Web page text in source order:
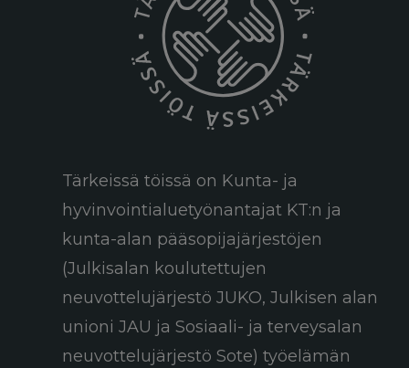
Tärkeissä töissä on Kunta- ja
hyvinvointialuetyönantajat KT:n ja
kunta-alan pääsopijajärjestöjen
(Julkisalan koulutettujen
neuvottelujärjestö JUKO, Julkisen alan
unioni JAU ja Sosiaali- ja terveysalan
neuvottelujärjestö Sote) työelämän